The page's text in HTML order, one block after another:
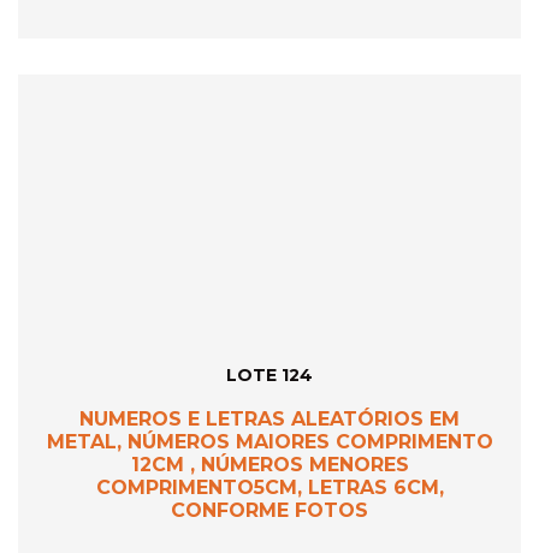
LOTE 124
NUMEROS E LETRAS ALEATÓRIOS EM
METAL, NÚMEROS MAIORES COMPRIMENTO
12CM , NÚMEROS MENORES
COMPRIMENTO5CM, LETRAS 6CM,
CONFORME FOTOS